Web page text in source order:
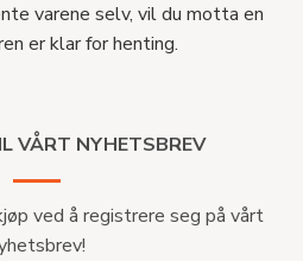
varene selv, vil du motta en
er klar for henting.
VÅRT NYHETSBREV
ved å registrere seg på vårt